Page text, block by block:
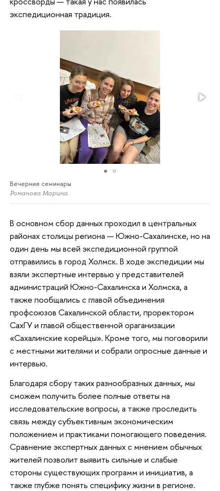
экспедиционная традиция.
Вечерние семинары
Романова Марина
В основном сбор данных проходил в центральных
районах столицы региона — Южно-Сахалинске, но на
один день мы всей экспедиционной группой
отправились в город Холмск. В ходе экспедиции мы
взяли экспертные интервью у представителей
администраций Южно-Сахалинска и Холмска, а
также пообщались с главой объединения
профсоюзов Сахалинской области, проректором
СахГУ и главой общественной ораганизации
«Сахалинские корейцы». Кроме того, мы поговорили
с местными жителями и собрали опросные данные и
интервью.
Благодаря сбору таких разнообразных данных, мы
сможем получить более полные ответы на
исследовательские вопросы, а также проследить
связь между субъективным экономическим
положением и практиками помогающего поведения.
Сравнение экспертных данных с мнением обычных
жителей позволит выявить сильные и слабые
стороны существующих программ и инициатив, а
также глубже понять специфику жизни в регионе.